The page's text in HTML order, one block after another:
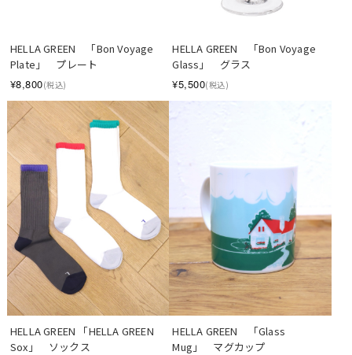
HELLA GREEN　「Bon Voyage
Plate」　プレート
¥8,800(税込)
HELLA GREEN　「Bon Voyage
Glass」　グラス
¥5,500(税込)
HELLA GREEN 「HELLA GREEN
Sox」　ソックス
HELLA GREEN　「Glass
Mug」　マグカップ